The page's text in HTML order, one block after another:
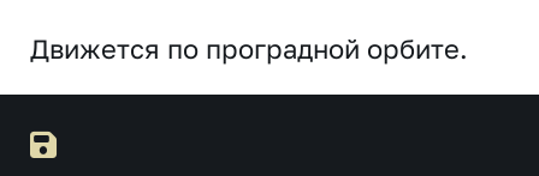
Движется по проградной орбите.